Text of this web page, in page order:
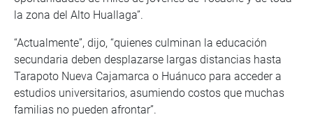
la zona del Alto Huallaga”.
“Actualmente”, dijo, “quienes culminan la educación
secundaria deben desplazarse largas distancias hasta
Tarapoto Nueva Cajamarca o Huánuco para acceder a
estudios universitarios, asumiendo costos que muchas
familias no pueden afrontar”.